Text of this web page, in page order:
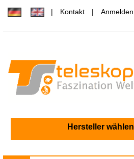
Kontakt Anmelden
Hersteller wählen